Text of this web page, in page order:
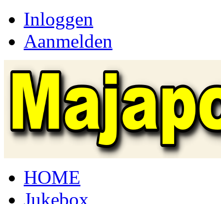
Inloggen
Aanmelden
HOME
Jukebox